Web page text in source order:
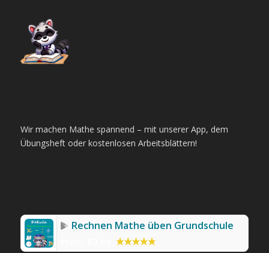
Wir machen Mathe spannend – mit unserer App, dem
Übungsheft oder kostenlosen Arbeitsblättern!
Rechnen Mathe üben Grundschule